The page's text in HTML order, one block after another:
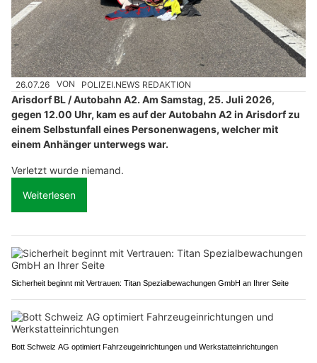
26.07.26 VON POLIZEI.NEWS REDAKTION
Arisdorf BL / Autobahn A2. Am Samstag, 25. Juli 2026,
gegen 12.00 Uhr, kam es auf der Autobahn A2 in Arisdorf zu
einem Selbstunfall eines Personenwagens, welcher mit
einem Anhänger unterwegs war.
Verletzt wurde niemand.
Weiterlesen
Sicherheit beginnt mit Vertrauen: Titan Spezialbewachungen GmbH an Ihrer Seite
Bott Schweiz AG optimiert Fahrzeugeinrichtungen und Werkstatteinrichtungen